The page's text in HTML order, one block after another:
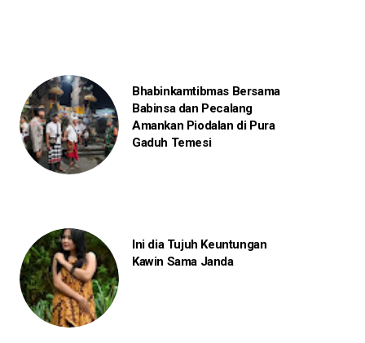
Bhabinkamtibmas Bersama
Babinsa dan Pecalang
Amankan Piodalan di Pura
Gaduh Temesi
Ini dia Tujuh Keuntungan
Kawin Sama Janda